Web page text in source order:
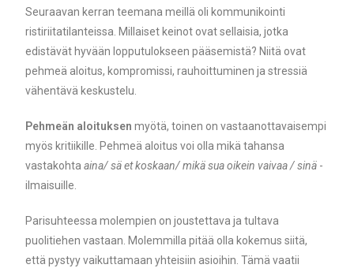
Seuraavan kerran teemana meillä oli kommunikointi
ristiriitatilanteissa. Millaiset keinot ovat sellaisia, jotka
edistävät hyvään lopputulokseen pääsemistä? Niitä ovat
pehmeä aloitus, kompromissi, rauhoittuminen ja stressiä
vähentävä keskustelu.
Pehmeän aloituksen myötä, toinen on vastaanottavaisempi
myös kritiikille. Pehmeä aloitus voi olla mikä tahansa
vastakohtaaina/ sä et koskaan/ mikä sua oikein vaivaa / sinä -
ilmaisuille.
Parisuhteessa molempien on joustettava ja tultava
puolitiehen vastaan. Molemmilla pitää olla kokemus siitä,
että pystyy vaikuttamaan yhteisiin asioihin. Tämä vaatii